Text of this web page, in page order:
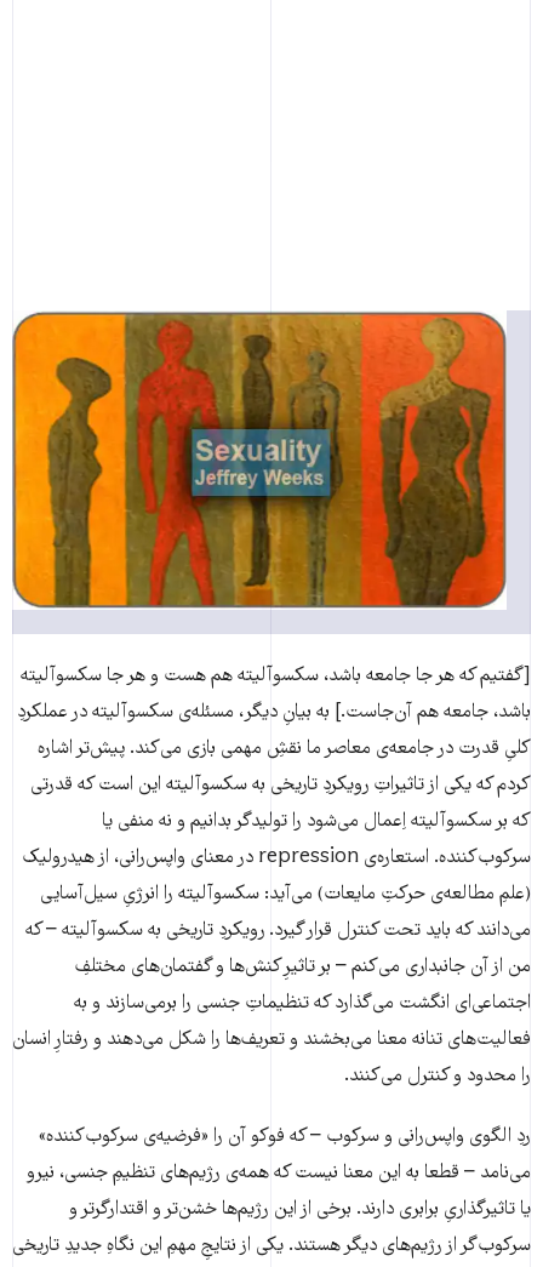
[گفتیم که هر جا جامعه باشد، سکسوآلیته هم هست و هر جا سکسوآلیته
باشد، جامعه هم آن‌جاست.] به بیانِ دیگر، مسئله‌ی سکسوآلیته در عملکردِ
کلیِ قدرت در جامعه‌ی معاصر ما نقشِ مهمی بازی می‌کند. پیش‌تر اشاره
کردم که یکی از تاثیراتِ رویکردِ تاریخی به سکسوآلیته این است که قدرتی
که بر سکسوآلیته اِعمال می‌شود را تولیدگر بدانیم و نه منفی یا
سرکوب‌کننده. استعاره‌ی repression در معنای واپس‌رانی، از هیدرولیک
(علمِ مطالعه‌ی حرکتِ مایعات) می‌آید: سکسوآلیته را انرژیِ سیل‌آسایی
می‌دانند که باید تحت کنترل قرار گیرد. رویکردِ تاریخی به سکسوآلیته – که
من از آن جانبداری می‌کنم – بر تاثیرِ کنش‌ها و گفتمان‌های مختلفِ
اجتماعی‌ای انگشت می‌گذارد که تنظیماتِ جنسی را برمی‌سازند و به
فعالیت‌های تنانه معنا می‌بخشند و تعریف‌ها را شکل می‌دهند و رفتارِ انسان
را محدود و کنترل می‌کنند.
ردِ الگوی واپس‌رانی و سرکوب – که فوکو آن را «فرضیه‌ی سرکوب‌کننده»
می‌نامد – قطعا به این معنا نیست که همه‌ی رژیم‌های تنظیمِ جنسی، نیرو
یا تاثیرگذاریِ برابری دارند. برخی از این رژیم‌ها خشن‌تر و اقتدارگرتر و
سرکوب‌گر از رژیم‌های دیگر هستند. یکی از نتایجِ مهمِ این نگاهِ جدیدِ تاریخی